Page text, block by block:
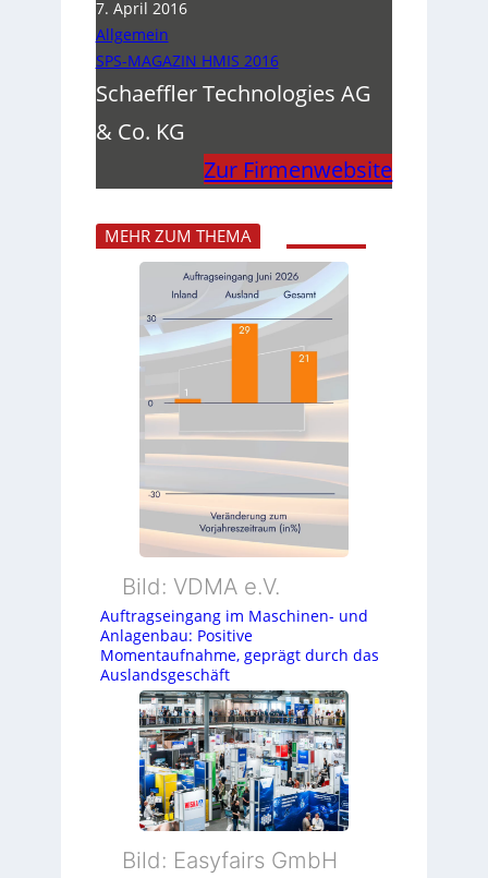
7. April 2016
Allgemein
SPS-MAGAZIN HMIS 2016
Schaeffler Technologies AG
& Co. KG
Zur Firmenwebsite
MEHR ZUM THEMA
Bild: VDMA e.V.
Auftragseingang im Maschinen- und
Anlagenbau: Positive
Momentaufnahme, geprägt durch das
Auslandsgeschäft
Bild: Easyfairs GmbH